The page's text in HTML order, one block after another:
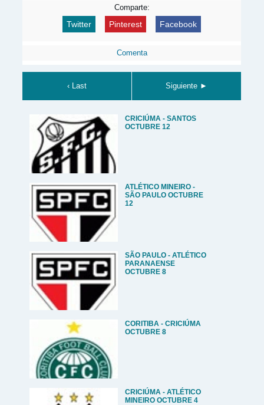
Comparte:
Twitter Pinterest Facebook
Comenta
‹ Last Siguiente ►
CRICIÚMA - SANTOS
OCTUBRE 12
ATLÉTICO MINEIRO -
SÃO PAULO OCTUBRE
12
SÃO PAULO - ATLÉTICO
PARANAENSE
OCTUBRE 8
CORITIBA - CRICIÚMA
OCTUBRE 8
CRICIÚMA - ATLÉTICO
MINEIRO OCTUBRE 4